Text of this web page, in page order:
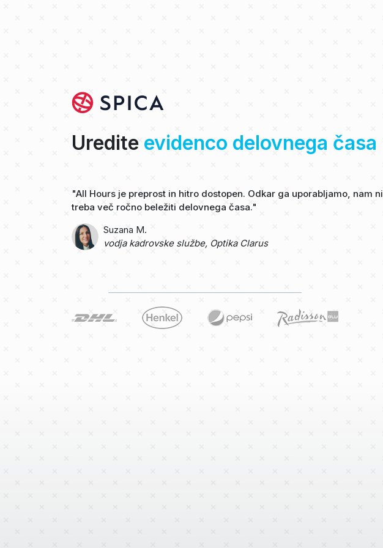
Uredite evidenco delovnega časa
"All Hours je preprost in hitro dostopen. Odkar ga uporabljamo, nam ni
treba več ročno beležiti delovnega časa."
Suzana M.
vodja kadrovske službe, Optika Clarus